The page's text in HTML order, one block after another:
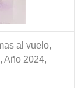
al vuelo,
Año 2024,